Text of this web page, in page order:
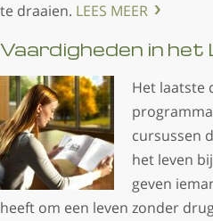
te draaien. LEES MEER
Vaardigheden in het
Het laatste
cursussen
het leven
geven
heeft om een leven zonder